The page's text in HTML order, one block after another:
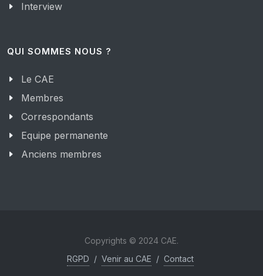
Interview
QUI SOMMES NOUS ?
Le CAE
Membres
Correspondants
Equipe permanente
Anciens membres
Copyrights © 2024 CAE.
RGPD / Venir au CAE / Contact